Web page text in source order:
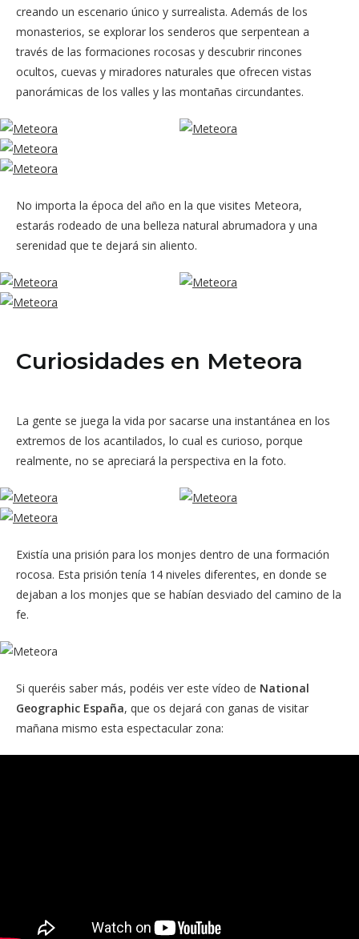
creando un escenario único y surrealista. Además de los
monasterios, se explorar los senderos que serpentean a
través de las formaciones rocosas y descubrir rincones
ocultos, cuevas y miradores naturales que ofrecen vistas
panorámicas de los valles y las montañas circundantes.
No importa la época del año en la que visites Meteora,
estarás rodeado de una belleza natural abrumadora y una
serenidad que te dejará sin aliento.
Curiosidades en Meteora
La gente se juega la vida por sacarse una instantánea en los
extremos de los acantilados, lo cual es curioso, porque
realmente, no se apreciará la perspectiva en la foto.
Existía una prisión para los monjes dentro de una formación
rocosa. Esta prisión tenía 14 niveles diferentes, en donde se
dejaban a los monjes que se habían desviado del camino de la
fe.
Si queréis saber más, podéis ver este vídeo de National
Geographic España, que os dejará con ganas de visitar
mañana mismo esta espectacular zona: